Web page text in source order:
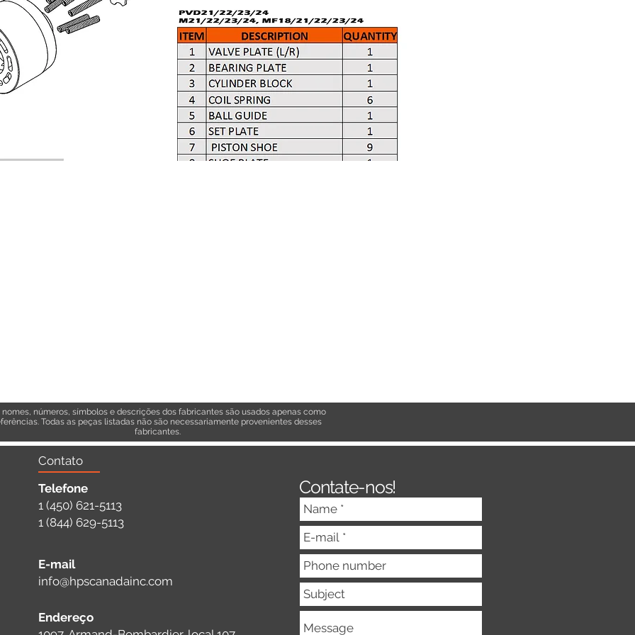
nomes, números, símbolos e descrições dos fabricantes são usados apenas como
Todas as peças listadas não são necessariamente provenientes desses
fabricantes.
Contato
Contate-nos!
Telefone
1 (450) 621-5113
1 (844) 629-5113
E-mail
info@hpscanadainc.com
Endereço